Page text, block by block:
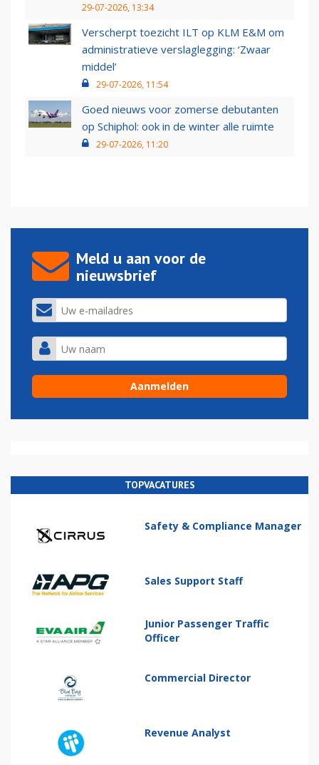
29-07-2026, 13:34
Verscherpt toezicht ILT op KLM E&M om
administratieve verslaglegging: ‘Zwaar
middel’
29-07-2026, 11:54
Goed nieuws voor zomerse debutanten
op Schiphol: ook in de winter alle ruimte
29-07-2026, 11:20
Meld u aan voor de
nieuwsbrief
TOPVACATURES
Safety & Compliance Manager
Sales Support Staff
Junior Passenger Traffic
Officer
Commercial Director
Revenue Analyst